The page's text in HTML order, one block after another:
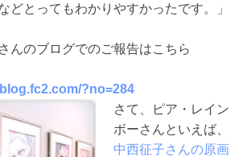
どとってもわかりやすかったです。」
んのブログでのご報告はこちら
?no=284
さて、ピア・レイン
ボーさんといえば、
中西征子さんの原画